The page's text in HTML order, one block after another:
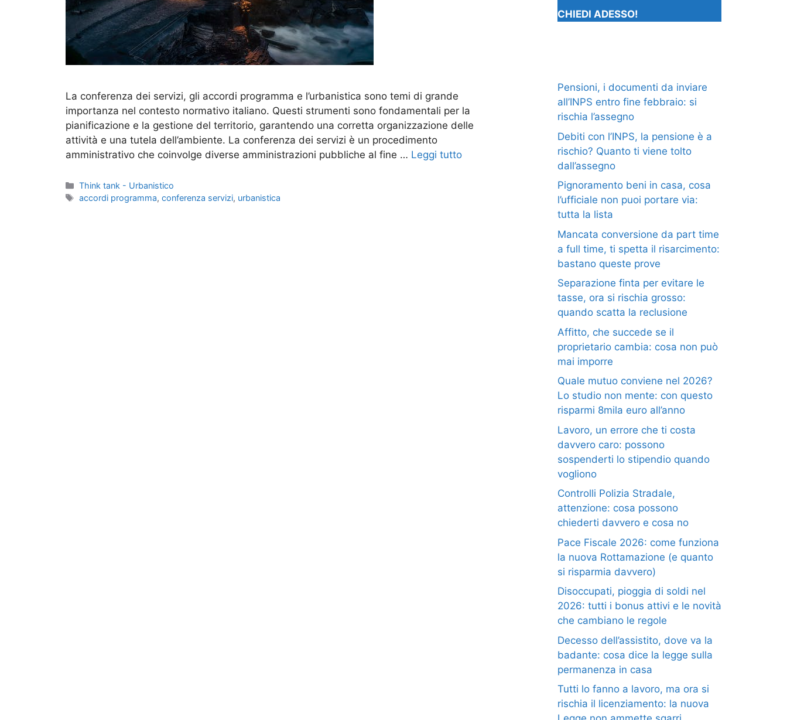
La conferenza dei servizi, gli accordi programma e l’urbanistica sono temi di grande
importanza nel contesto normativo italiano. Questi strumenti sono fondamentali per la
pianificazione e la gestione del territorio, garantendo una corretta organizzazione delle
attività e una tutela dell’ambiente. La conferenza dei servizi è un procedimento
amministrativo che coinvolge diverse amministrazioni pubbliche al fine … Leggi tutto
Categorie
Think tank - Urbanistico
Tag
accordi programma,conferenza servizi, urbanistica
CHIEDI ADESSO!
Pensioni, i documenti da inviare
all’INPS entro fine febbraio: si
rischia l’assegno
Debiti con l’INPS, la pensione è a
rischio? Quanto ti viene tolto
dall’assegno
Pignoramento beni in casa, cosa
l’ufficiale non puoi portare via:
tutta la lista
Mancata conversione da part time
a full time, ti spetta il risarcimento:
bastano queste prove
Separazione finta per evitare le
tasse, ora si rischia grosso:
quando scatta la reclusione
Affitto, che succede se il
proprietario cambia: cosa non può
mai imporre
Quale mutuo conviene nel 2026?
Lo studio non mente: con questo
risparmi 8mila euro all’anno
Lavoro, un errore che ti costa
davvero caro: possono
sospenderti lo stipendio quando
vogliono
Controlli Polizia Stradale,
attenzione: cosa possono
chiederti davvero e cosa no
Pace Fiscale 2026: come funziona
la nuova Rottamazione (e quanto
si risparmia davvero)
Disoccupati, pioggia di soldi nel
2026: tutti i bonus attivi e le novità
che cambiano le regole
Decesso dell’assistito, dove va la
badante: cosa dice la legge sulla
permanenza in casa
Tutti lo fanno a lavoro, ma ora si
rischia il licenziamento: la nuova